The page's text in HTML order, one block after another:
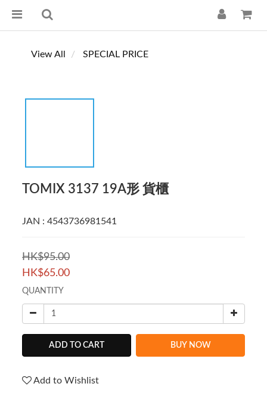
View All SPECIAL PRICE
TOMIX 3137 19A形 貨櫃
JAN : 4543736981541
HK$95.00
HK$65.00
QUANTITY
ADD TO CART BUY NOW
Add to Wishlist